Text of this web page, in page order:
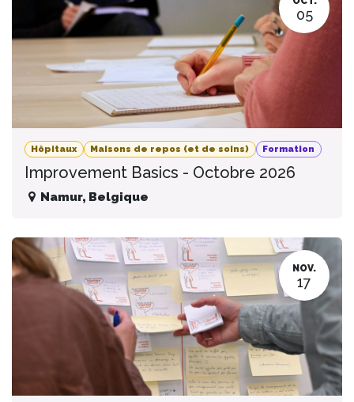
05
Hôpitaux Maisons de repos (et de soins) Formation
Improvement Basics - Octobre 2026
Namur, Belgique
NOV.
17